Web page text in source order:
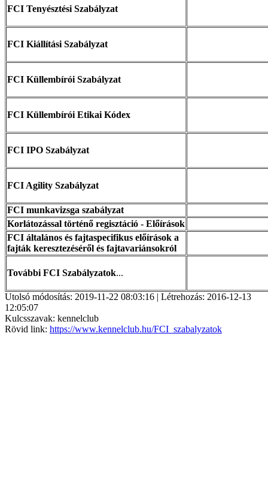
FCI Tenyésztési Szabályzat
FCI Kiállítási Szabályzat
FCI Küllembírói Szabályzat
FCI Küllembírói Etikai Kódex
FCI IPO Szabályzat
FCI Agility Szabályzat
FCI munkavizsga szabályzat
Korlátozással történő regisztáció - Előírások
FCI általános és fajtaspecifikus előírások a
fajták keresztezéséről és fajtavariánsokról
További FCI Szabályzatok...
Utolsó módosítás: 2019-11-22 08:03:16 | Létrehozás: 2016-12-13
12:05:07
Kulcsszavak: kennelclub
Rövid link: https://www.kennelclub.hu/FCI_szabalyzatok